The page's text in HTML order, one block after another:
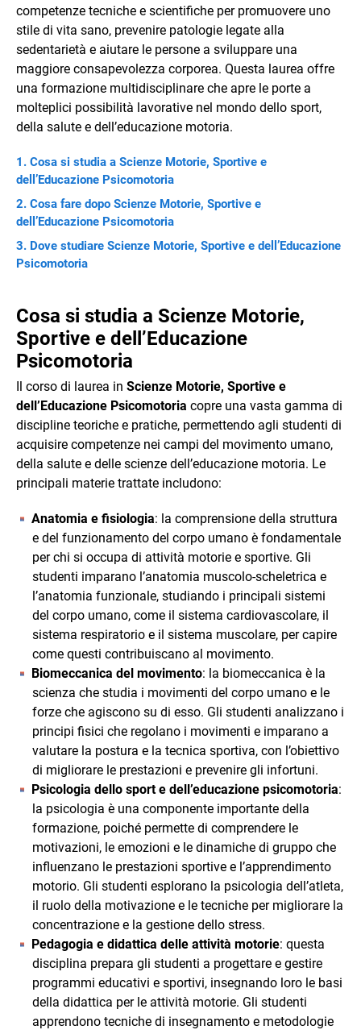
competenze tecniche e scientifiche per promuovere uno
stile di vita sano, prevenire patologie legate alla
sedentarietà e aiutare le persone a sviluppare una
maggiore consapevolezza corporea. Questa laurea offre
una formazione multidisciplinare che apre le porte a
molteplici possibilità lavorative nel mondo dello sport,
della salute e dell’educazione motoria.
Cosa si studia a Scienze Motorie, Sportive e
dell’Educazione Psicomotoria
Cosa fare dopo Scienze Motorie, Sportive e
dell’Educazione Psicomotoria
Dove studiare Scienze Motorie, Sportive e dell’Educazione
Psicomotoria
Cosa si studia a Scienze Motorie,
Sportive e dell’Educazione
Psicomotoria
Il corso di laurea in Scienze Motorie, Sportive e
dell’Educazione Psicomotoria copre una vasta gamma di
discipline teoriche e pratiche, permettendo agli studenti di
acquisire competenze nei campi del movimento umano,
della salute e delle scienze dell’educazione motoria. Le
principali materie trattate includono:
Anatomia e fisiologia: la comprensione della struttura
e del funzionamento del corpo umano è fondamentale
per chi si occupa di attività motorie e sportive. Gli
studenti imparano l’anatomia muscolo-scheletrica e
l’anatomia funzionale, studiando i principali sistemi
del corpo umano, come il sistema cardiovascolare, il
sistema respiratorio e il sistema muscolare, per capire
come questi contribuiscano al movimento.
Biomeccanica del movimento: la biomeccanica è la
scienza che studia i movimenti del corpo umano e le
forze che agiscono su di esso. Gli studenti analizzano i
principi fisici che regolano i movimenti e imparano a
valutare la postura e la tecnica sportiva, con l’obiettivo
di migliorare le prestazioni e prevenire gli infortuni.
Psicologia dello sport e dell’educazione psicomotoria:
la psicologia è una componente importante della
formazione, poiché permette di comprendere le
motivazioni, le emozioni e le dinamiche di gruppo che
influenzano le prestazioni sportive e l’apprendimento
motorio. Gli studenti esplorano la psicologia dell’atleta,
il ruolo della motivazione e le tecniche per migliorare la
concentrazione e la gestione dello stress.
Pedagogia e didattica delle attività motorie: questa
disciplina prepara gli studenti a progettare e gestire
programmi educativi e sportivi, insegnando loro le basi
della didattica per le attività motorie. Gli studenti
apprendono tecniche di insegnamento e metodologie